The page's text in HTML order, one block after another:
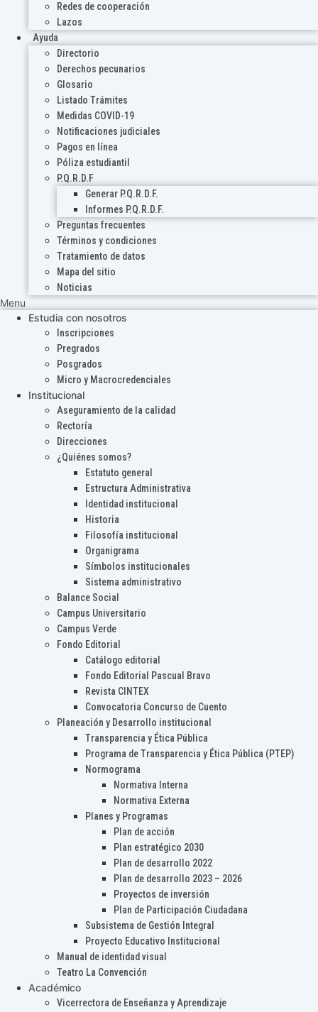
Redes de cooperación
Lazos
Ayuda
Directorio
Derechos pecunarios
Glosario
Listado Trámites
Medidas COVID-19
Notificaciones judiciales
Pagos en línea
Póliza estudiantil
P.Q.R.D.F
Generar P.Q.R.D.F.
Informes P.Q.R.D.F.
Preguntas frecuentes
Términos y condiciones
Tratamiento de datos
Mapa del sitio
Noticias
Menu
Estudia con nosotros
Inscripciones
Pregrados
Posgrados
Micro y Macrocredenciales
Institucional
Aseguramiento de la calidad
Rectoría
Direcciones
¿Quiénes somos?
Estatuto general
Estructura Administrativa
Identidad institucional
Historia
Filosofía institucional
Organigrama
Símbolos institucionales
Sistema administrativo
Balance Social
Campus Universitario
Campus Verde
Fondo Editorial
Catálogo editorial
Fondo Editorial Pascual Bravo
Revista CINTEX
Convocatoria Concurso de Cuento
Planeación y Desarrollo institucional
Transparencia y Ética Pública
Programa de Transparencia y Ética Pública (PTEP)
Normograma
Normativa Interna
Normativa Externa
Planes y Programas
Plan de acción
Plan estratégico 2030
Plan de desarrollo 2022
Plan de desarrollo 2023 – 2026
Proyectos de inversión
Plan de Participación Ciudadana
Subsistema de Gestión Integral
Proyecto Educativo Institucional
Manual de identidad visual
Teatro La Convención
Académico
Vicerrectora de Enseñanza y Aprendizaje